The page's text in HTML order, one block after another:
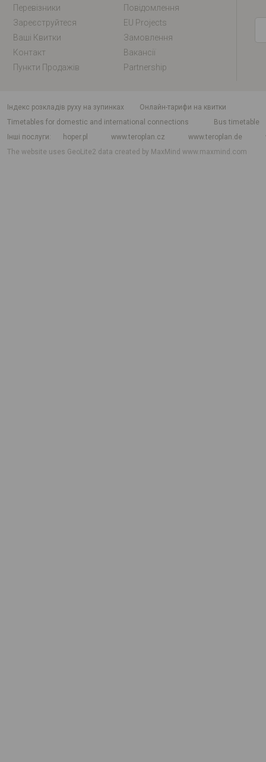
Перевізники
Повідомлення
Зареєструйтеся
EU Projects
Ваші Квитки
Замовлення
Контакт
Вакансії
Пункти Продажів
Partnership
індекс розкладів руху на зупинках
Онлайн-тарифи на квитки
Timetables for domestic and international connections
Bus timetable
Інші послуги
hoper.pl www.teroplan.cz www.teroplan.de
The website uses GeoLite2 data created by MaxMindwww.maxmind.com